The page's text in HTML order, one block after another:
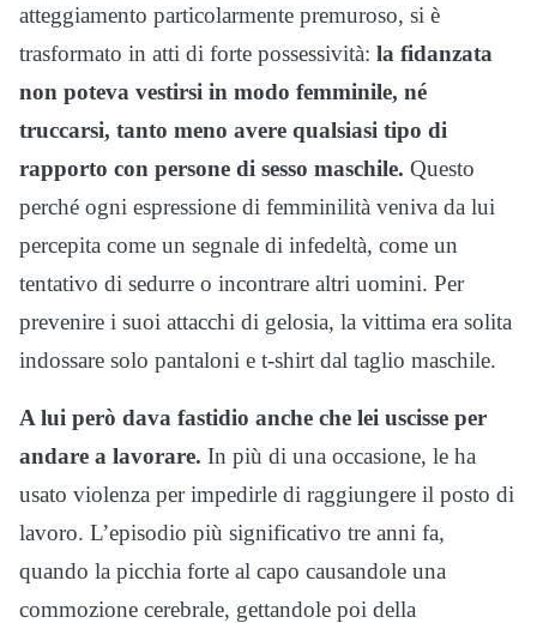
atteggiamento particolarmente premuroso, si è
trasformato in atti di forte possessività: la fidanzata
non poteva vestirsi in modo femminile, né
truccarsi, tanto meno avere qualsiasi tipo di
rapporto con persone di sesso maschile. Questo
perché ogni espressione di femminilità veniva da lui
percepita come un segnale di infedeltà, come un
tentativo di sedurre o incontrare altri uomini. Per
prevenire i suoi attacchi di gelosia, la vittima era solita
indossare solo pantaloni e t-shirt dal taglio maschile.
A lui però dava fastidio anche che lei uscisse per
andare a lavorare. In più di una occasione, le ha
usato violenza per impedirle di raggiungere il posto di
lavoro. L’episodio più significativo tre anni fa,
quando la picchia forte al capo causandole una
commozione cerebrale, gettandole poi della